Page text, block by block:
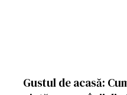
Gustul de acasă: